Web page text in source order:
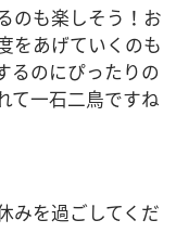
のも楽しそう！お
をあげていくのも
るのにぴったりの
て一石二鳥ですね
みを過ごしてくだ